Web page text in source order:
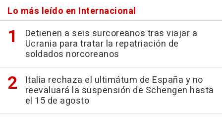
Lo más leído en Internacional
Detienen a seis surcoreanos tras viajar a
Ucrania para tratar la repatriación de
soldados norcoreanos
Italia rechaza el ultimátum de España y no
reevaluará la suspensión de Schengen hasta
el 15 de agosto